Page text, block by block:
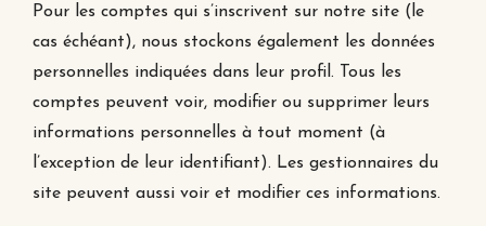
Pour les comptes qui s’inscrivent sur notre site (le
cas échéant), nous stockons également les données
personnelles indiquées dans leur profil. Tous les
comptes peuvent voir, modifier ou supprimer leurs
informations personnelles à tout moment (à
l’exception de leur identifiant). Les gestionnaires du
site peuvent aussi voir et modifier ces informations.